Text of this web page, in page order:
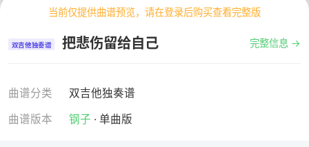
当前仅提供曲谱预览，请在登录后购买查看完整版
完整信息 →
双吉他独奏谱 把悲伤留给自己
曲谱分类
双吉他独奏谱
曲谱版本
钢子 · 单曲版